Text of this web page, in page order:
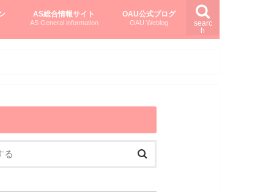
searc
h
AS総合情報サイト
AS General information
OAU公式ブログ
OAU Weblog